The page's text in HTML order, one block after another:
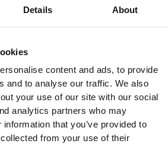
Details About
content and ads, to provide
and to analyse our traffic. We also
your use of our site with our social
analytics partners who may
that you’ve provided to
from your use of their
de cozedura, retire
durante 1 minuto. Deixe-os
numa tigela com água fria
e retire quaisquer vestígios de
a membrana que os cobre.